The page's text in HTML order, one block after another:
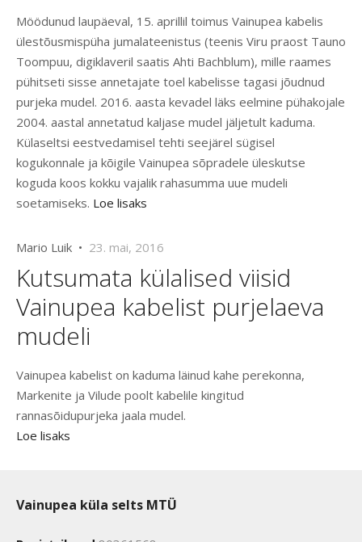
Möödunud laupäeval, 15. aprillil toimus Vainupea kabelis
ülestõusmispüha jumalateenistus (teenis Viru praost Tauno
Toompuu, digiklaveril saatis Ahti Bachblum), mille raames
pühitseti sisse annetajate toel kabelisse tagasi jõudnud
purjeka mudel. 2016. aasta kevadel läks eelmine pühakojale
2004. aastal annetatud kaljase mudel jäljetult kaduma.
Külaseltsi eestvedamisel tehti seejärel sügisel
kogukonnale ja kõigile Vainupea sõpradele üleskutse
koguda koos kokku vajalik rahasumma uue mudeli
soetamiseks. Loe lisaks
Mario Luik • 23. mai, 2016
Kutsumata külalised viisid
Vainupea kabelist purjelaeva
mudeli
Vainupea kabelist on kaduma läinud kahe perekonna,
Markenite ja Vilude poolt kabelile kingitud
rannasõidupurjeka jaala mudel.
Loe lisaks
Vainupea küla selts MTÜ